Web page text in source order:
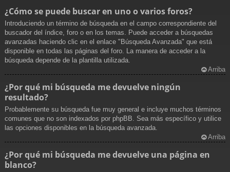
¿Cómo se puede buscar en uno o varios foros?
Introduciendo un término de búsqueda en el campo correspondiente del
buscador del índice, foro o en los temas. Puede acceder a búsquedas
avanzadas haciendo clic en el enlace "Búsqueda Avanzada" que está
disponible en todas las páginas del foro. La manera de acceder a la
búsqueda depende de la plantilla utilizada.
Arriba
¿Por qué mi búsqueda me devuelve ningún
resultado?
Probablemente su búsqueda fue muy general e incluye muchos términos
comunes que no son indexados por phpBB. Sea más específico y utilice
las opciones disponibles en la búsqueda avanzada.
Arriba
¿Por qué mi búsqueda me devuelve una página en
blanco?